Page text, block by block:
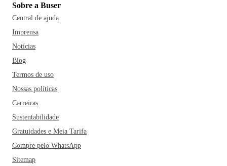
Sobre a Buser
Central de ajuda
Imprensa
Notícias
Blog
Termos de uso
Nossas políticas
Carreiras
Sustentabilidade
Gratuidades e Meia Tarifa
Compre pelo WhatsApp
Sitemap